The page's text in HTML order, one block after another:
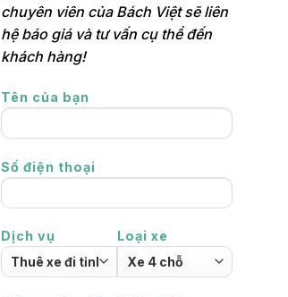
chuyên viên của Bách Việt sẽ liên
hệ báo giá và tư vấn cụ thể đến
khách hàng!
Tên của bạn
Số điện thoại
Dịch vụ Loại xe